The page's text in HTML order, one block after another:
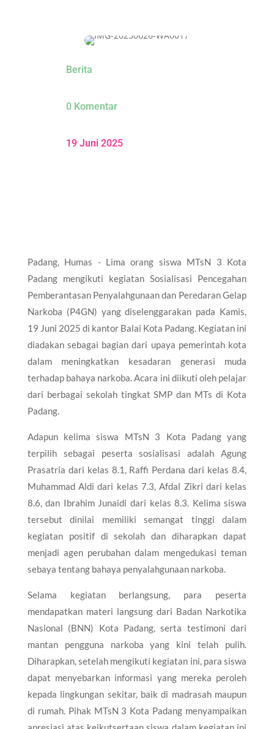
Berita
0 Komentar
19 Juni 2025
Padang, Humas - Lima orang siswa MTsN 3 Kota
Padang mengikuti kegiatan Sosialisasi Pencegahan
Pemberantasan Penyalahgunaan dan Peredaran Gelap
Narkoba (P4GN) yang diselenggarakan pada Kamis,
19 Juni 2025 di kantor Balai Kota Padang. Kegiatan ini
diadakan sebagai bagian dari upaya pemerintah kota
dalam meningkatkan kesadaran generasi muda
terhadap bahaya narkoba. Acara ini diikuti oleh pelajar
dari berbagai sekolah tingkat SMP dan MTs di Kota
Padang.
Adapun kelima siswa MTsN 3 Kota Padang yang
terpilih sebagai peserta sosialisasi adalah Agung
Prasatria dari kelas 8.1, Raffi Perdana dari kelas 8.4,
Muhammad Aldi dari kelas 7.3, Afdal Zikri dari kelas
8.6, dan Ibrahim Junaidi dari kelas 8.3. Kelima siswa
tersebut dinilai memiliki semangat tinggi dalam
kegiatan positif di sekolah dan diharapkan dapat
menjadi agen perubahan dalam mengedukasi teman
sebaya tentang bahaya penyalahgunaan narkoba.
Selama kegiatan berlangsung, para peserta
mendapatkan materi langsung dari Badan Narkotika
Nasional (BNN) Kota Padang, serta testimoni dari
mantan pengguna narkoba yang kini telah pulih.
Diharapkan, setelah mengikuti kegiatan ini, para siswa
dapat menyebarkan informasi yang mereka peroleh
kepada lingkungan sekitar, baik di madrasah maupun
di rumah. Pihak MTsN 3 Kota Padang menyampaikan